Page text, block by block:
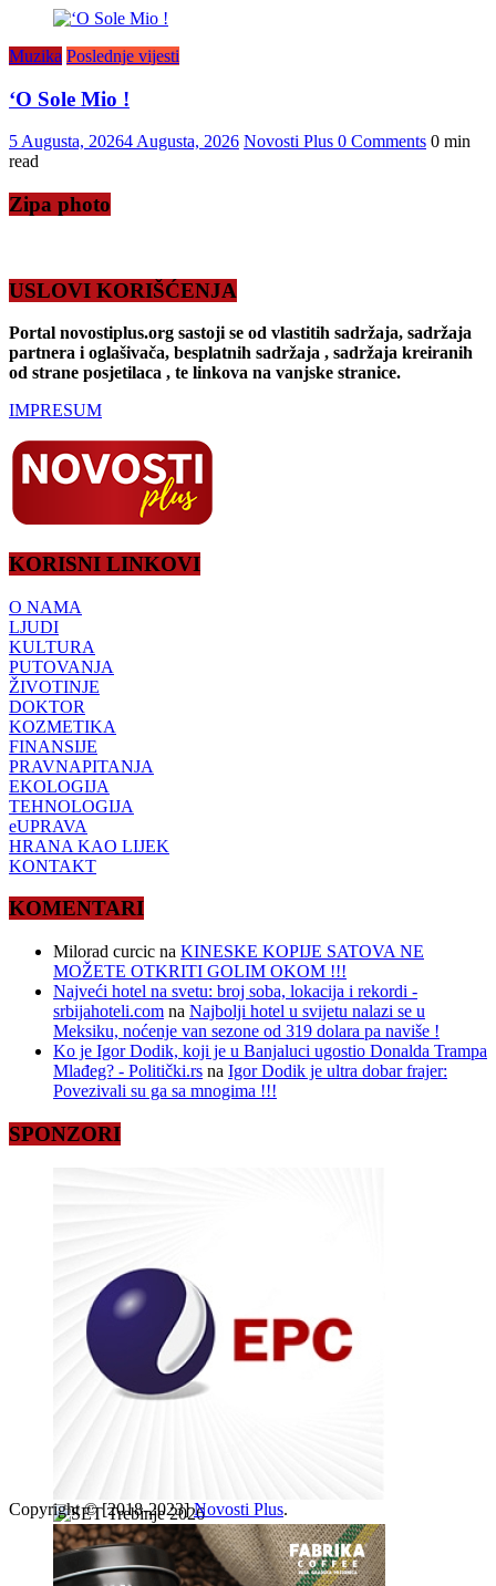
Muzika Poslednje vijesti
‘O Sole Mio !
5 Augusta, 20264 Augusta, 2026 Novosti Plus 0 Comments 0 min
read
Zipa photo
USLOVI KORIŠĆENJA
Portal novostiplus.org sastoji se od vlastitih sadržaja, sadržaja
partnera i oglašivača, besplatnih sadržaja , sadržaja kreiranih
od strane posjetilaca , te linkova na vanjske stranice.
IMPRESUM
KORISNI LINKOVI
O NAMA
LJUDI
KULTURA
PUTOVANJA
ŽIVOTINJE
DOKTOR
KOZMETIKA
FINANSIJE
PRAVNAPITANJA
EKOLOGIJA
TEHNOLOGIJA
eUPRAVA
HRANA KAO LIJEK
KONTAKT
KOMENTARI
Milorad curcic na KINESKE KOPIJE SATOVA NE
MOŽETE OTKRITI GOLIM OKOM !!!
Najveći hotel na svetu: broj soba, lokacija i rekordi -
srbijahoteli.com na Najbolji hotel u svijetu nalazi se u
Meksiku, noćenje van sezone od 319 dolara pa naviše !
Ko je Igor Dodik, koji je u Banjaluci ugostio Donalda Trampa
Mlađeg? - Politički.rs na Igor Dodik je ultra dobar frajer:
Povezivali su ga sa mnogima !!!
SPONZORI
Copyright © [2018-2023]Novosti Plus.